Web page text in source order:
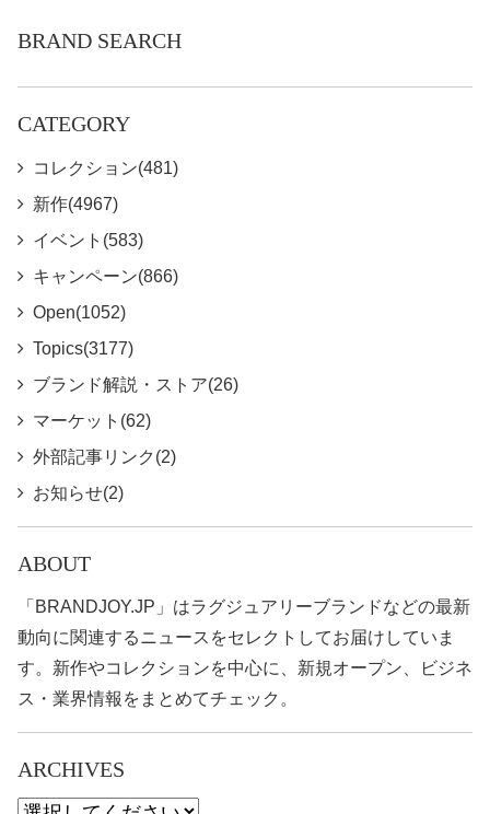
BRAND SEARCH
CATEGORY
コレクション(481)
新作(4967)
イベント(583)
キャンペーン(866)
Open(1052)
Topics(3177)
ブランド解説・ストア(26)
マーケット(62)
外部記事リンク(2)
お知らせ(2)
ABOUT
「BRANDJOY.JP」はラグジュアリーブランドなどの最新
動向に関連するニュースをセレクトしてお届けしていま
す。新作やコレクションを中心に、新規オープン、ビジネ
ス・業界情報をまとめてチェック。
ARCHIVES